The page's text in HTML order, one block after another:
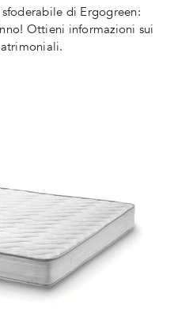
di Ergogreen:
Ottieni informazioni sui